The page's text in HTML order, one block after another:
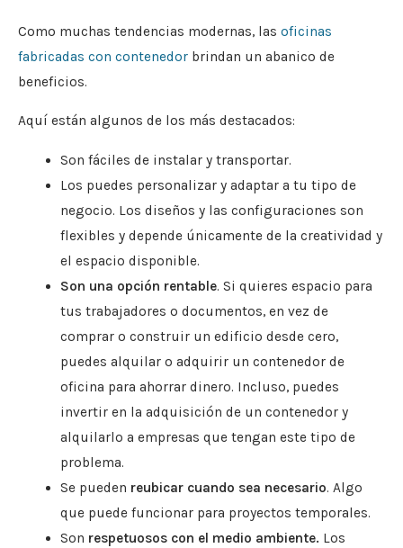
Como muchas tendencias modernas, las oficinas
fabricadas con contenedor brindan un abanico de
beneficios.
Aquí están algunos de los más destacados:
Son fáciles de instalar y transportar.
Los puedes personalizar y adaptar a tu tipo de
negocio. Los diseños y las configuraciones son
flexibles y depende únicamente de la creatividad y
el espacio disponible.
Son una opción rentable. Si quieres espacio para
tus trabajadores o documentos, en vez de
comprar o construir un edificio desde cero,
puedes alquilar o adquirir un contenedor de
oficina para ahorrar dinero. Incluso, puedes
invertir en la adquisición de un contenedor y
alquilarlo a empresas que tengan este tipo de
problema.
Se pueden reubicar cuando sea necesario. Algo
que puede funcionar para proyectos temporales.
Son respetuosos con el medio ambiente. Los